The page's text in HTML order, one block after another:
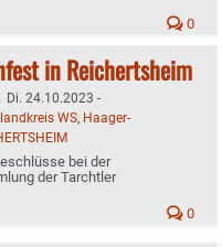
0
in Reichertsheim
Di. 24.10.2023 -
WS, Haager-
bei der
der Tarchtler
0